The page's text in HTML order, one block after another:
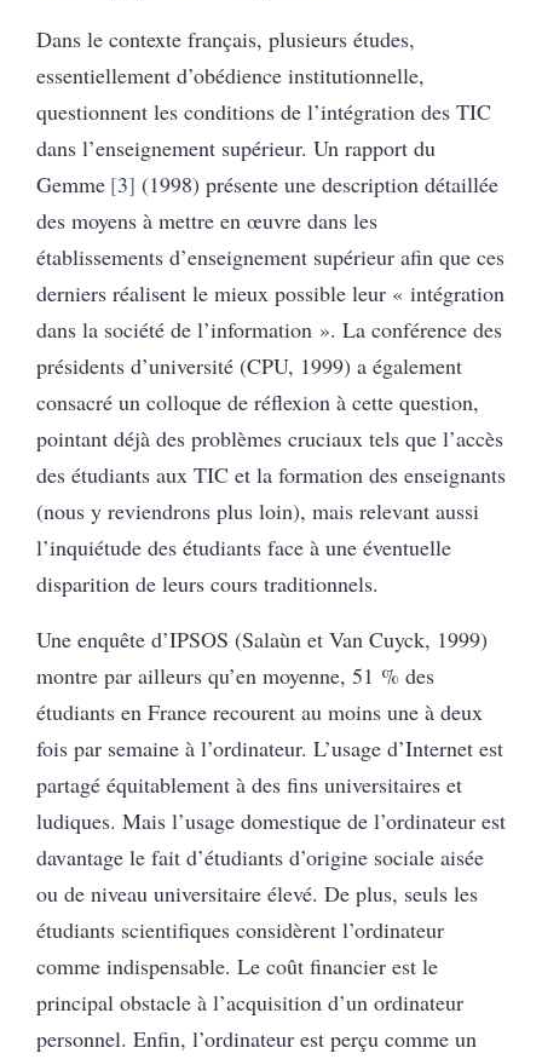
Dans le contexte français, plusieurs études,
essentiellement d’obédience institutionnelle,
questionnent les conditions de l’intégration des TIC
dans l’enseignement supérieur. Un rapport du
Gemme 3 (1998) présente une description détaillée
des moyens à mettre en œuvre dans les
établissements d’enseignement supérieur afin que ces
derniers réalisent le mieux possible leur « intégration
dans la société de l’information ». La conférence des
présidents d’université (CPU, 1999) a également
consacré un colloque de réflexion à cette question,
pointant déjà des problèmes cruciaux tels que l’accès
des étudiants aux TIC et la formation des enseignants
(nous y reviendrons plus loin), mais relevant aussi
l’inquiétude des étudiants face à une éventuelle
disparition de leurs cours traditionnels.
Une enquête d’IPSOS (Salaùn et Van Cuyck, 1999)
montre par ailleurs qu’en moyenne, 51 % des
étudiants en France recourent au moins une à deux
fois par semaine à l’ordinateur. L’usage d’Internet est
partagé équitablement à des fins universitaires et
ludiques. Mais l’usage domestique de l’ordinateur est
davantage le fait d’étudiants d’origine sociale aisée
ou de niveau universitaire élevé. De plus, seuls les
étudiants scientifiques considèrent l’ordinateur
comme indispensable. Le coût financier est le
principal obstacle à l’acquisition d’un ordinateur
personnel. Enfin, l’ordinateur est perçu comme un